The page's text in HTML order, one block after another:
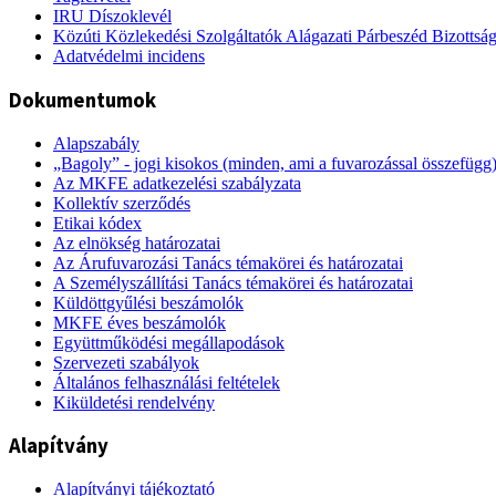
IRU Díszoklevél
Közúti Közlekedési Szolgáltatók Alágazati Párbeszéd
Adatvédelmi incidens
Dokumentumok
Alapszabály
„Bagoly” - jogi kisokos (minden, ami a fuvarozással összefügg)
Az MKFE adatkezelési szabályzata
Kollektív szerződés
Etikai kódex
Az elnökség határozatai
Az Árufuvarozási Tanács témakörei és határozatai
A Személyszállítási Tanács témakörei és határozatai
Küldöttgyűlési beszámolók
MKFE éves beszámolók
Együttműködési megállapodások
Szervezeti szabályok
Általános felhasználási feltételek
Kiküldetési rendelvény
Alapítvány
Alapítványi tájékoztató